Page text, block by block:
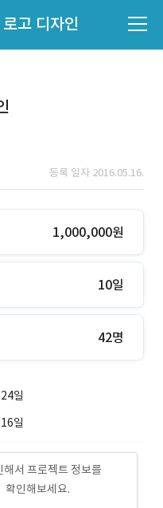
고 디자인
등록 일자 2016.05.16.
1,000,000원
10일
42명
일
일
해서 프로젝트 정보를
확인해보세요.